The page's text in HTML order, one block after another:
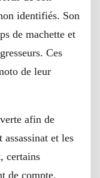
identifiés. Son
de machette et
Ces
de leur
afin de
et les
certains
de compte.